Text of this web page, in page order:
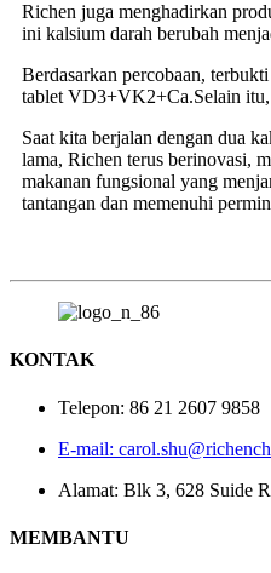
Richen juga menghadirkan
ini kalsium darah berubah
Berdasarkan percobaan,
tablet VD3+VK2+Ca.Selain itu,
Saat kita berjalan dengan dua
lama, Richen terus berinovasi,
makanan fungsional yang
tantangan dan memenuhi
KONTAK
Telepon: 86 21 2607 9858
E-mail:
Alamat: Blk 3, 628 Suide
MEMBANTU